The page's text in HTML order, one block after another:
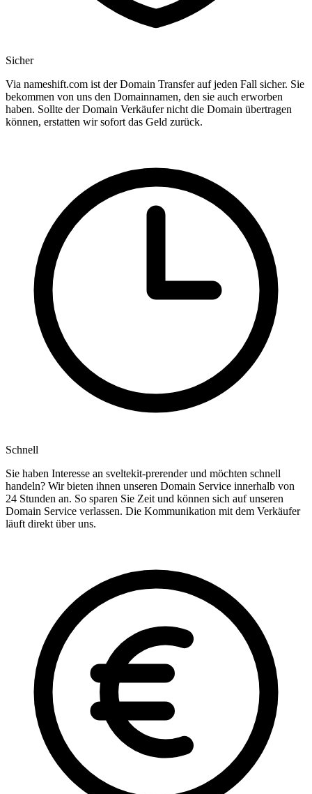
Sicher
Via nameshift.com ist der Domain Transfer auf jeden Fall sicher. Sie
bekommen von uns den Domainnamen, den sie auch erworben
haben. Sollte der Domain Verkäufer nicht die Domain übertragen
können, erstatten wir sofort das Geld zurück.
Schnell
Sie haben Interesse an sveltekit-prerender und möchten schnell
handeln? Wir bieten ihnen unseren Domain Service innerhalb von
24 Stunden an. So sparen Sie Zeit und können sich auf unseren
Domain Service verlassen. Die Kommunikation mit dem Verkäufer
läuft direkt über uns.